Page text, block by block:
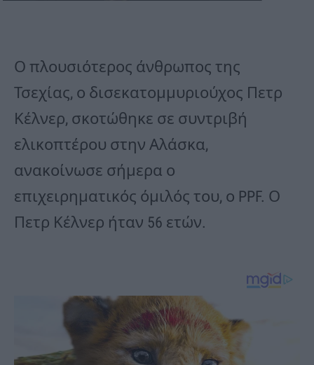
Ο πλουσιότερος άνθρωπος της
Τσεχίας, ο δισεκατομμυριούχος Πετρ
Κέλνερ, σκοτώθηκε σε συντριβή
ελικοπτέρου στην Αλάσκα,
ανακοίνωσε σήμερα ο
επιχειρηματικός όμιλός του, ο PPF. Ο
Πετρ Κέλνερ ήταν 56 ετών.